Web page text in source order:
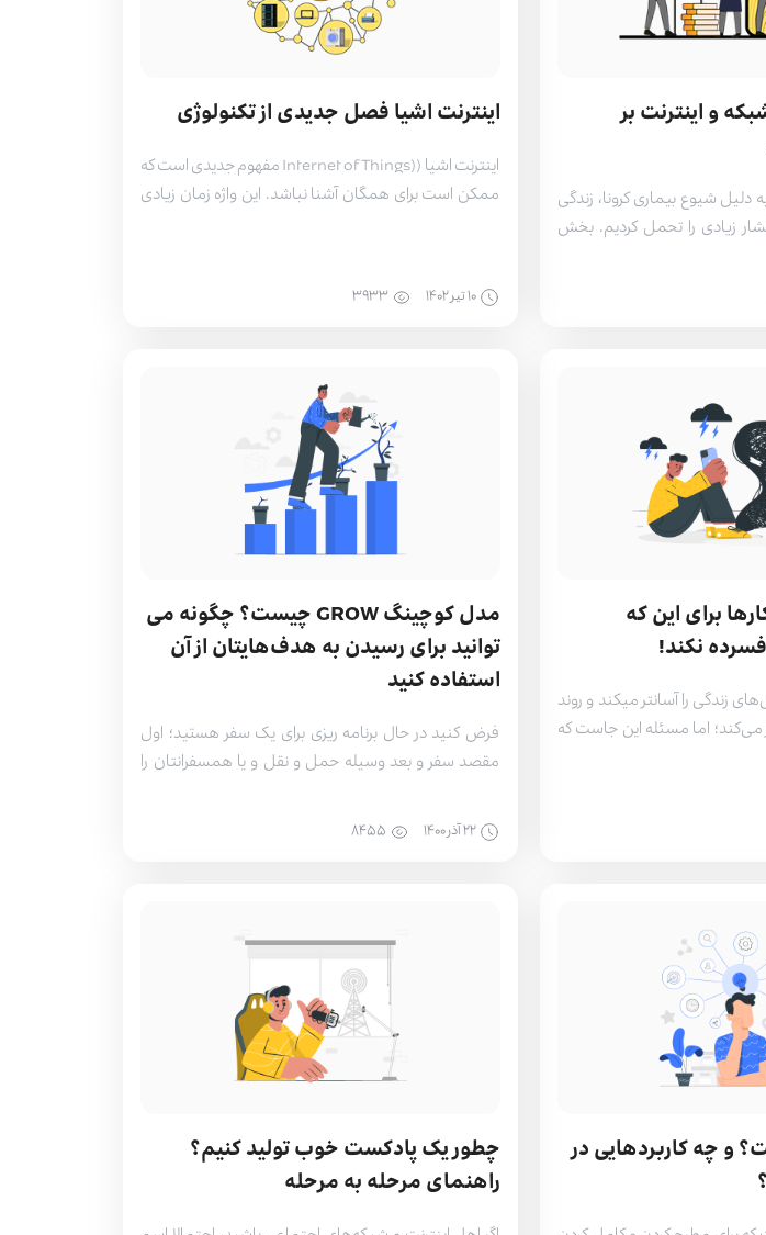
و اینترنت بر
شیوع بیماری کرونا، زندگی
زیادی را تحمل کردیم. بخش
شده بودند و کلاس‌ها برگزار
دهنده نقش مهم اینترنت در
اینترنت اشیا فصل جدیدی از تکنولوژی
اینترنت اشیا ((Internet of Things مفهوم جدیدی است که
ممکن است برای همگان آشنا نباشد. این واژه زمان زیادی
مطلب همراه […]
۱۰ تير ۱۴۰۲ ۳۹۳۳
برای این که
نکند!
زندگی را آسان­تر می­کند و روند
می‌کند؛ اما مسئله این جاست که
[…]
مدل کوچینگ GROW چیست؟ چگونه می
توانید برای رسیدن به هدف‌هایتان از آن
استفاده کنید
فرض کنید در حال برنامه ریزی برای یک سفر هستید؛ اول
مقصد سفر و بعد وسیله حمل و نقل و یا همسفرانتان را
۲۲ آذر ۱۴۰۰ ۸۴۵۵
و چه کاربردهایی در
چطور یک پادکست خوب تولید کنیم؟
راهنمای مرحله به مرحله